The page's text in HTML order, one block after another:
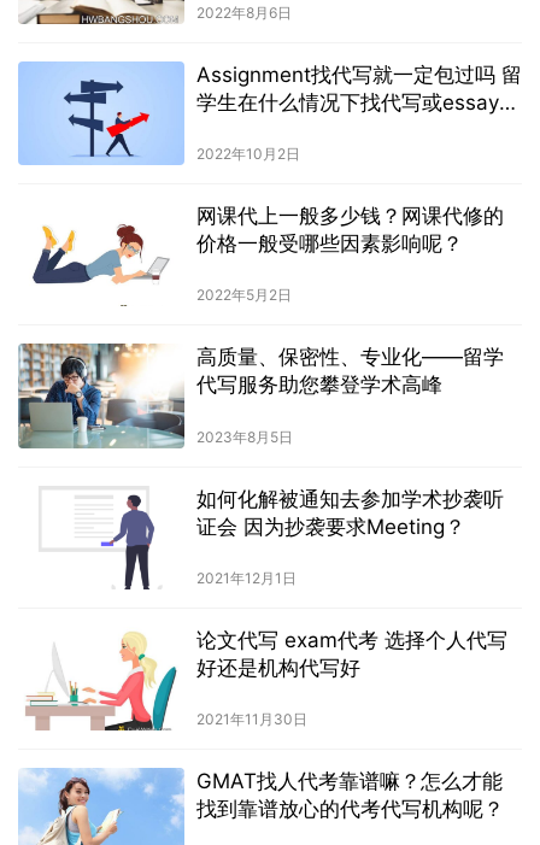
2022年8月6日
Assignment找代写就一定包过吗 留
学生在什么情况下找代写或essay辅
2022年10月2日
网课代上一般多少钱？网课代修的
价格一般受哪些因素影响呢？
2022年5月2日
高质量、保密性、专业化——留学
代写服务助您攀登学术高峰
2023年8月5日
如何化解被通知去参加学术抄袭听
证会 因为抄袭要求Meeting？
2021年12月1日
论文代写 exam代考 选择个人代写
好还是机构代写好
2021年11月30日
GMAT找人代考靠谱嘛？怎么才能
找到靠谱放心的代考代写机构呢？